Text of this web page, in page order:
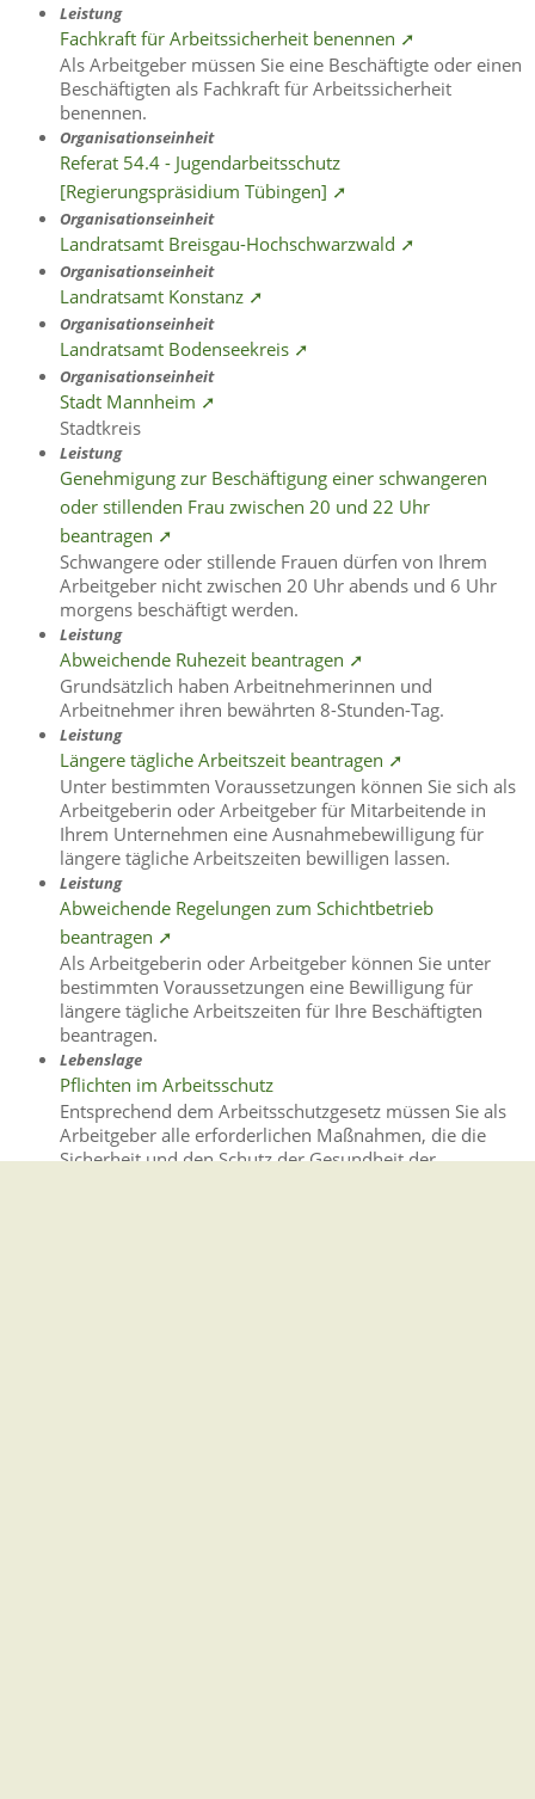
Leistung
Fachkraft für Arbeitssicherheit benennen ➚
Als Arbeitgeber müssen Sie eine Beschäftigte oder einen
Beschäftigten als Fachkraft für Arbeitssicherheit
benennen.
Organisationseinheit
Referat 54.4 - Jugendarbeitsschutz
[Regierungspräsidium Tübingen] ➚
Organisationseinheit
Landratsamt Breisgau-Hochschwarzwald ➚
Organisationseinheit
Landratsamt Konstanz ➚
Organisationseinheit
Landratsamt Bodenseekreis ➚
Organisationseinheit
Stadt Mannheim ➚
Stadtkreis
Leistung
Genehmigung zur Beschäftigung einer schwangeren
oder stillenden Frau zwischen 20 und 22 Uhr
beantragen ➚
Schwangere oder stillende Frauen dürfen von Ihrem
Arbeitgeber nicht zwischen 20 Uhr abends und 6 Uhr
morgens beschäftigt werden.
Leistung
Abweichende Ruhezeit beantragen ➚
Grundsätzlich haben Arbeitnehmerinnen und
Arbeitnehmer ihren bewährten 8-Stunden-Tag.
Leistung
Längere tägliche Arbeitszeit beantragen ➚
Unter bestimmten Voraussetzungen können Sie sich als
Arbeitgeberin oder Arbeitgeber für Mitarbeitende in
Ihrem Unternehmen eine Ausnahmebewilligung für
längere tägliche Arbeitszeiten bewilligen lassen.
Leistung
Abweichende Regelungen zum Schichtbetrieb
beantragen ➚
Als Arbeitgeberin oder Arbeitgeber können Sie unter
bestimmten Voraussetzungen eine Bewilligung für
längere tägliche Arbeitszeiten für Ihre Beschäftigten
beantragen.
Lebenslage
Pflichten im Arbeitsschutz
Entsprechend dem Arbeitsschutzgesetz müssen Sie als
Arbeitgeber alle erforderlichen Maßnahmen, die die
Sicherheit und den Schutz der Gesundheit der